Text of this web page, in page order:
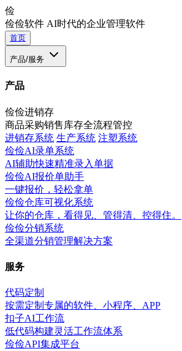
俭
俭俭软件 AI时代的企业管理软件
首页
产品/服务
产品
俭俭进销存
商品采购销售库存全流程管控
进销存系统 生产系统 注塑系统
俭俭AI录单系统
AI辅助快速精准录入单据
俭俭AI报价单助手
一键报价，轻松拿单
俭俭仓库可视化系统
让你的仓库，看得见、管得清、控得住。
俭俭分销系统
全渠道分销管理解决方案
服务
代码定制
按需定制专属的软件、小程序、APP
扣子AI工作流
低代码构建灵活工作流体系
俭俭API集成平台